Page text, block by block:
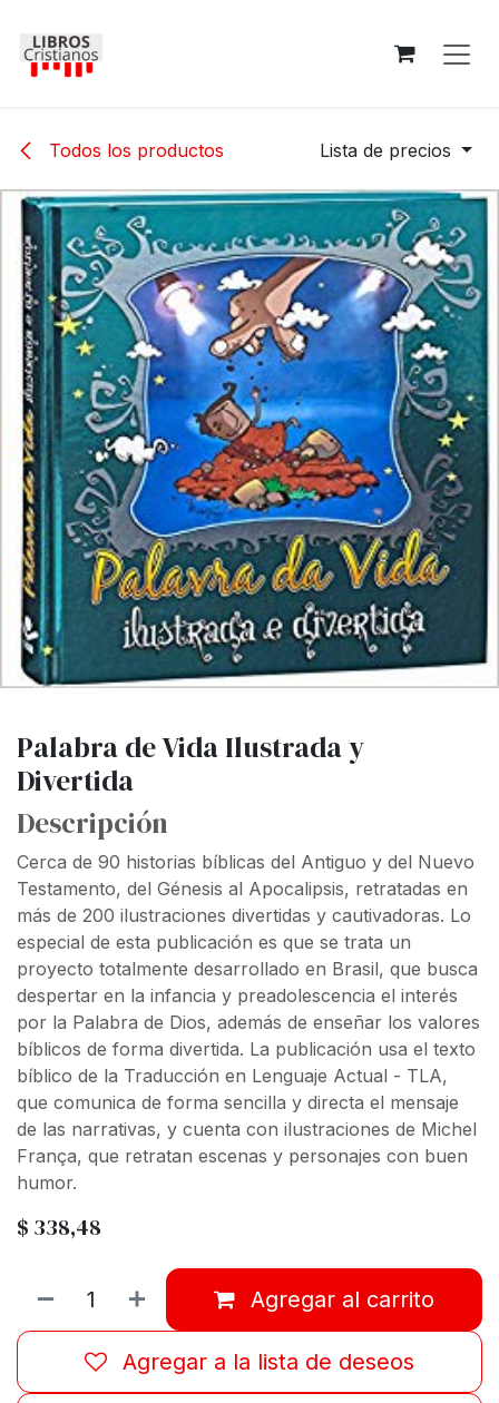
Todos los productos Lista de precios
Palabra de Vida Ilustrada y
Divertida
Descripción
Cerca de 90 historias bíblicas del Antiguo y del Nuevo
Testamento, del Génesis al Apocalipsis, retratadas en
más de 200 ilustraciones divertidas y cautivadoras. Lo
especial de esta publicación es que se trata un
proyecto totalmente desarrollado en Brasil, que busca
despertar en la infancia y preadolescencia el interés
por la Palabra de Dios, además de enseñar los valores
bíblicos de forma divertida. La publicación usa el texto
bíblico de la Traducción en Lenguaje Actual - TLA,
que comunica de forma sencilla y directa el mensaje
de las narrativas, y cuenta con ilustraciones de Michel
França, que retratan escenas y personajes con buen
humor.
$ 338,48
Agregar al carrito
Agregar a la lista de deseos